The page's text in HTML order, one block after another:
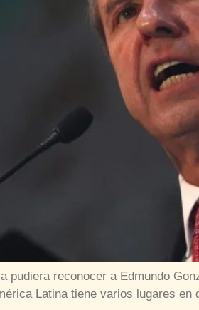
pudiera reconocer a Edmundo
Latina tiene varios lugares en